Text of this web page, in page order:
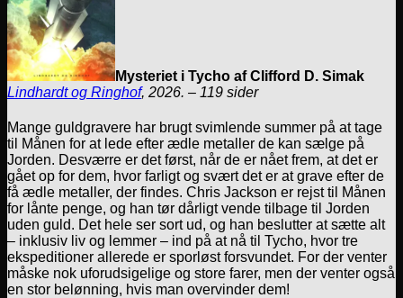
Mysteriet i Tycho af Clifford D. Simak
Lindhardt og Ringhof, 2026. – 119 sider
Mange guldgravere har brugt svimlende summer på at tage
til Månen for at lede efter ædle metaller de kan sælge på
Jorden. Desværre er det først, når de er nået frem, at det er
gået op for dem, hvor farligt og svært det er at grave efter de
få ædle metaller, der findes. Chris Jackson er rejst til Månen
for lånte penge, og han tør dårligt vende tilbage til Jorden
uden guld. Det hele ser sort ud, og han beslutter at sætte alt
– inklusiv liv og lemmer – ind på at nå til Tycho, hvor tre
ekspeditioner allerede er sporløst forsvundet. For der venter
måske nok uforudsigelige og store farer, men der venter også
en stor belønning, hvis man overvinder dem!